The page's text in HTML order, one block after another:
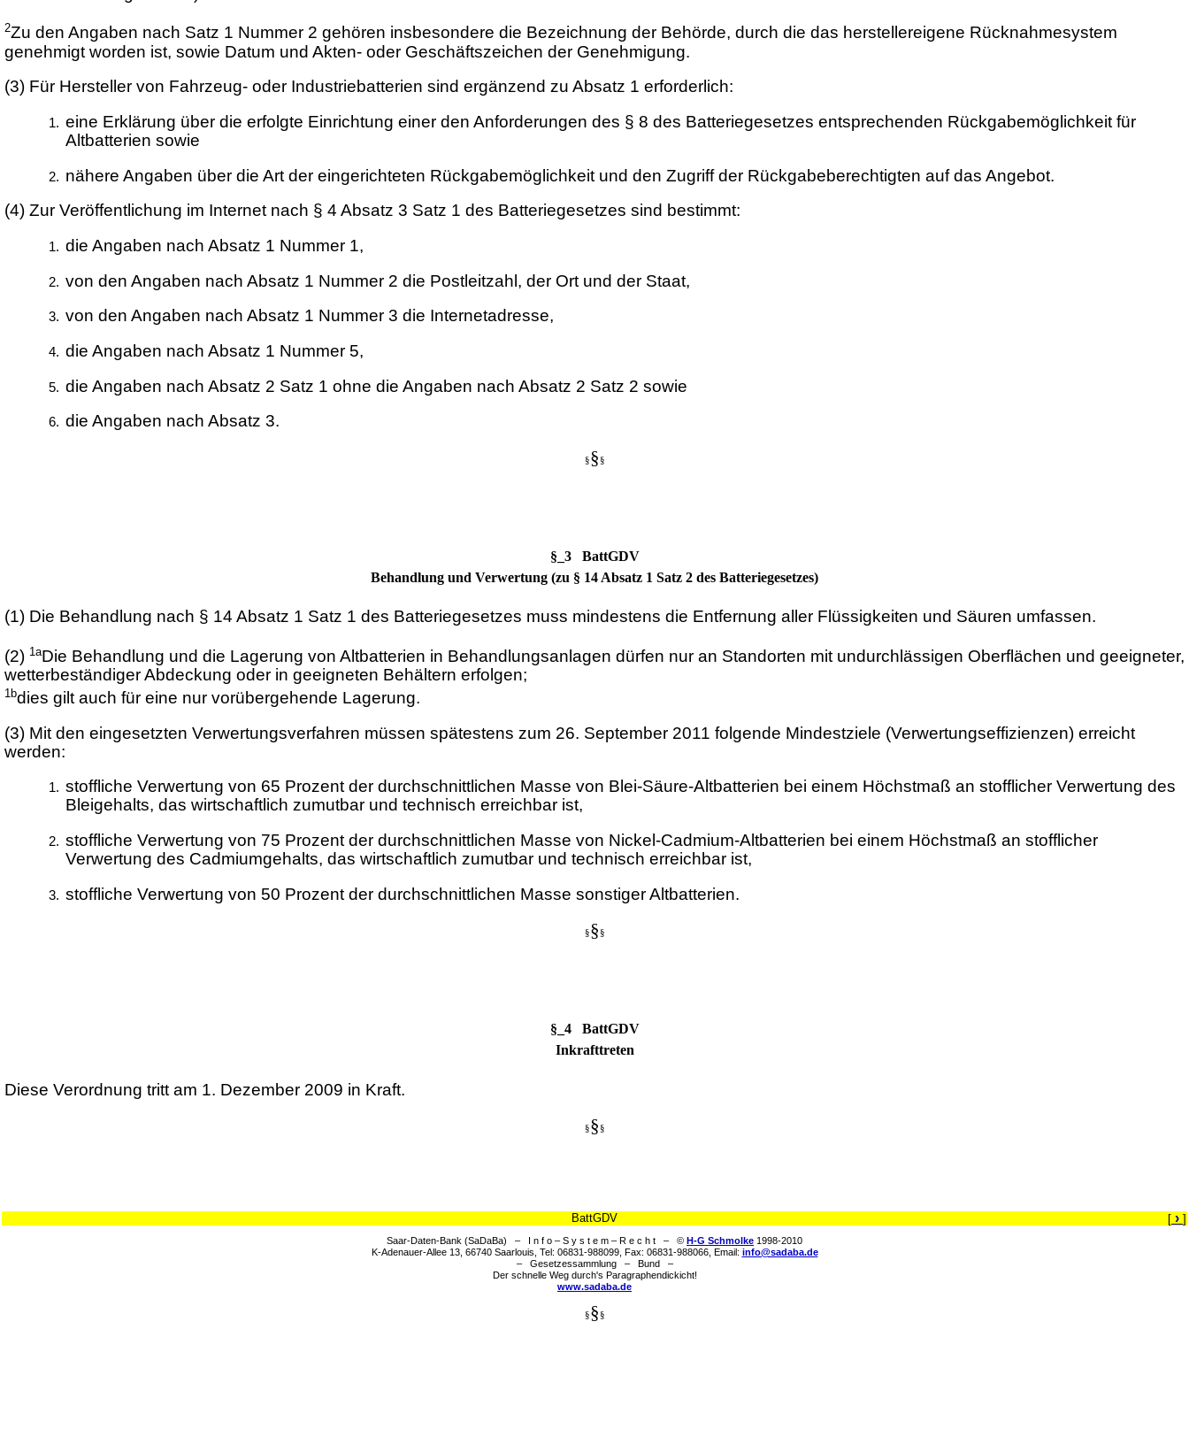
2Zu den Angaben nach Satz 1 Nummer 2 gehören insbesondere die Bezeichnung der Behörde, durch die das herstellereigene Rücknahmesystem
genehmigt worden ist, sowie Datum und Akten- oder Geschäftszeichen der Genehmigung.
(3) Für Hersteller von Fahrzeug- oder Industriebatterien sind ergänzend zu Absatz 1 erforderlich:
eine Erklärung über die erfolgte Einrichtung einer den Anforderungen des § 8 des Batteriegesetzes entsprechenden Rückgabemöglichkeit für
Altbatterien sowie
nähere Angaben über die Art der eingerichteten Rückgabemöglichkeit und den Zugriff der Rückgabeberechtigten auf das Angebot.
(4) Zur Veröffentlichung im Internet nach § 4 Absatz 3 Satz 1 des Batteriegesetzes sind bestimmt:
die Angaben nach Absatz 1 Nummer 1,
von den Angaben nach Absatz 1 Nummer 2 die Postleitzahl, der Ort und der Staat,
von den Angaben nach Absatz 1 Nummer 3 die Internetadresse,
die Angaben nach Absatz 1 Nummer 5,
die Angaben nach Absatz 2 Satz 1 ohne die Angaben nach Absatz 2 Satz 2 sowie
die Angaben nach Absatz 3.
§§ §
§_3 BattGDV
Behandlung und Verwertung (zu § 14 Absatz 1 Satz 2 des Batteriegesetzes)
(1) Die Behandlung nach § 14 Absatz 1 Satz 1 des Batteriegesetzes muss mindestens die Entfernung aller Flüssigkeiten und Säuren umfassen.
(2) 1aDie Behandlung und die Lagerung von Altbatterien in Behandlungsanlagen dürfen nur an Standorten mit undurchlässigen Oberflächen und geeigneter,
wetterbeständiger Abdeckung oder in geeigneten Behältern erfolgen;
1bdies gilt auch für eine nur vorübergehende Lagerung.
(3) Mit den eingesetzten Verwertungsverfahren müssen spätestens zum 26. September 2011 folgende Mindestziele (Verwertungseffizienzen) erreicht
werden:
stoffliche Verwertung von 65 Prozent der durchschnittlichen Masse von Blei-Säure-Altbatterien bei einem Höchstmaß an stofflicher Verwertung des
Bleigehalts, das wirtschaftlich zumutbar und technisch erreichbar ist,
stoffliche Verwertung von 75 Prozent der durchschnittlichen Masse von Nickel-Cadmium-Altbatterien bei einem Höchstmaß an stofflicher
Verwertung des Cadmiumgehalts, das wirtschaftlich zumutbar und technisch erreichbar ist,
stoffliche Verwertung von 50 Prozent der durchschnittlichen Masse sonstiger Altbatterien.
§§ §
§_4 BattGDV
Inkrafttreten
Diese Verordnung tritt am 1. Dezember 2009 in Kraft.
§§ §
BattGDV [ › ]
Saar-Daten-Bank (SaDaBa) – I n f o – S y s t e m – R e c h t – © H-G Schmolke 1998-2010
K-Adenauer-Allee 13, 66740 Saarlouis, Tel: 06831-988099, Fax: 06831-988066, Email: info@sadaba.de
– Gesetzessammlung – Bund –
Der schnelle Weg durch's Paragraphendickicht!
www.sadaba.de
§§ §